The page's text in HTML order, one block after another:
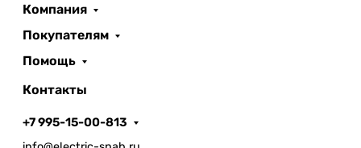
(для модульных серий)
С установленной сеткой
Количество групп
Компания
Покупателям
Помощь
Контакты
+7 995-15-00-813